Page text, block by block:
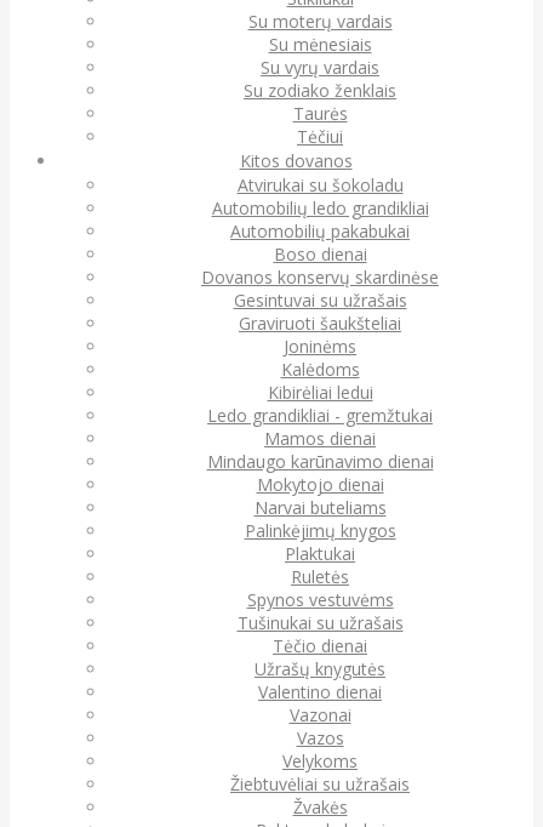
Su moterų vardais
Su mėnesiais
Su vyrų vardais
Su zodiako ženklais
Taurės
Tėčiui
Kitos dovanos
Atvirukai su šokoladu
Automobilių ledo grandikliai
Automobilių pakabukai
Boso dienai
Dovanos konservų skardinėse
Gesintuvai su užrašais
Graviruoti šaukšteliai
Joninėms
Kalėdoms
Kibirėliai ledui
Ledo grandikliai - gremžtukai
Mamos dienai
Mindaugo karūnavimo dienai
Mokytojo dienai
Narvai buteliams
Palinkėjimų knygos
Plaktukai
Ruletės
Spynos vestuvėms
Tušinukai su užrašais
Tėčio dienai
Užrašų knygutės
Valentino dienai
Vazonai
Vazos
Velykoms
Žiebtuvėliai su užrašais
Žvakės